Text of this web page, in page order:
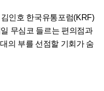
인호 한국유통포럼(KRF)
무심코 들르는 편의점과
의 부를 선점할 기회가 숨